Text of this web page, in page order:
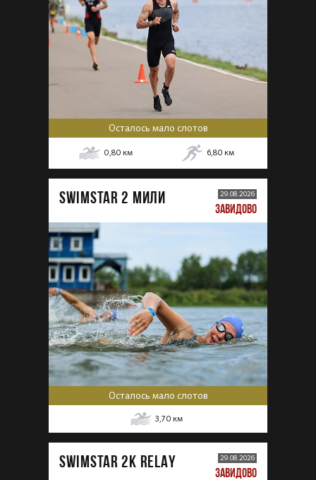
Осталось мало слотов
0,80 км 6,80 км
SWIMSTAR 2 МИЛИ 29.08.2026
ЗАВИДОВО
Осталось мало слотов
3,70 км
SWIMSTAR 2K RELAY 29.08.2026
ЗАВИДОВО